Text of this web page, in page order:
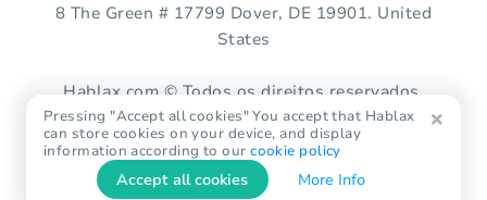
8 The Green # 17799 Dover, DE 19901. United
States
Hablax.com © Todos os direitos reservados.
Pressing "Accept all cookies" You accept that Hablax
can store cookies on your device, and display
information according to ourcookie policy
Accept all cookies More Info